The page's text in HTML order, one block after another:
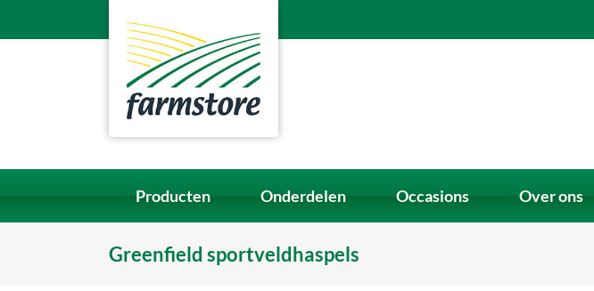
Producten Onderdelen Occasions Over ons
Greenfield sportveldhaspels